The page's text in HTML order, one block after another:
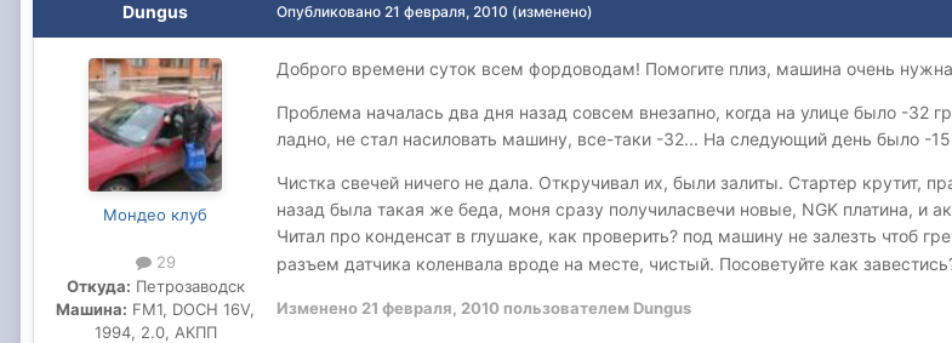
Dungus
Мондео клуб
29
Откуда: Петрозаводск
Машина: FM1, DOCH 16V,
1994, 2.0, АКПП
Опубликовано 21 февраля, 2010 (изменено)
Доброго времени суток всем фордоводам! Помогите плиз, машина очень
Проблема началась два дня назад совсем внезапно, когда на улице было -32
ладно, не стал насиловать машину, все-таки -32... На следующий день было -
Чистка свечей ничего не дала. Откручивал их, были залиты. Стартер крутит,
назад была такая же беда, моня сразу получиласвечи новые, NGK платина, и
Читал про конденсат в глушаке, как проверить? под машину не залезть чтоб
разъем датчика коленвала вроде на месте, чистый. Посоветуйте как
Изменено 21 февраля, 2010 пользователем Dungus